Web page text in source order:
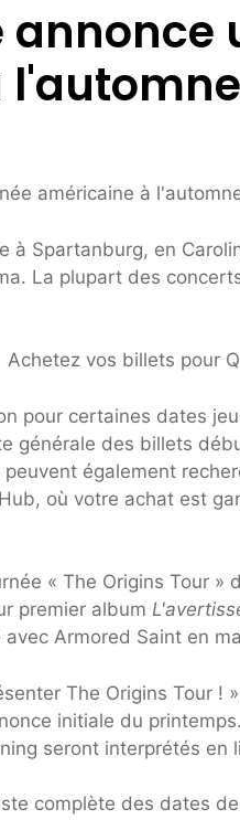
annonce
américaine à
Spartanburg, en
La plupart des
Achetez vos billets pour
pour certaines dates
générale des billets
également
où votre achat est
« The Origins Tour
premier album
Armored Saint en
The Origins Tour !
initiale du
seront interprétés en
complète des dates